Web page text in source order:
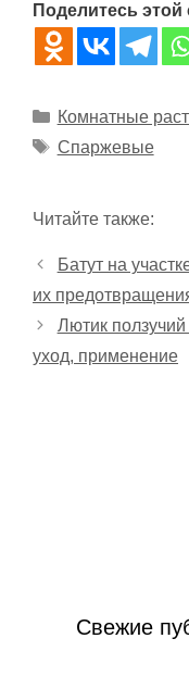
Поделитесь этой
Рубрики
Комнатные
Метки
Спаржевые
Читайте также:
Батут на
их
Лютик
уход, применение
Свежие